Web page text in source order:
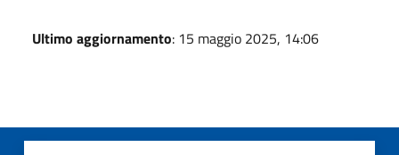
Ultimo aggiornamento: 15 maggio 2025, 14:06